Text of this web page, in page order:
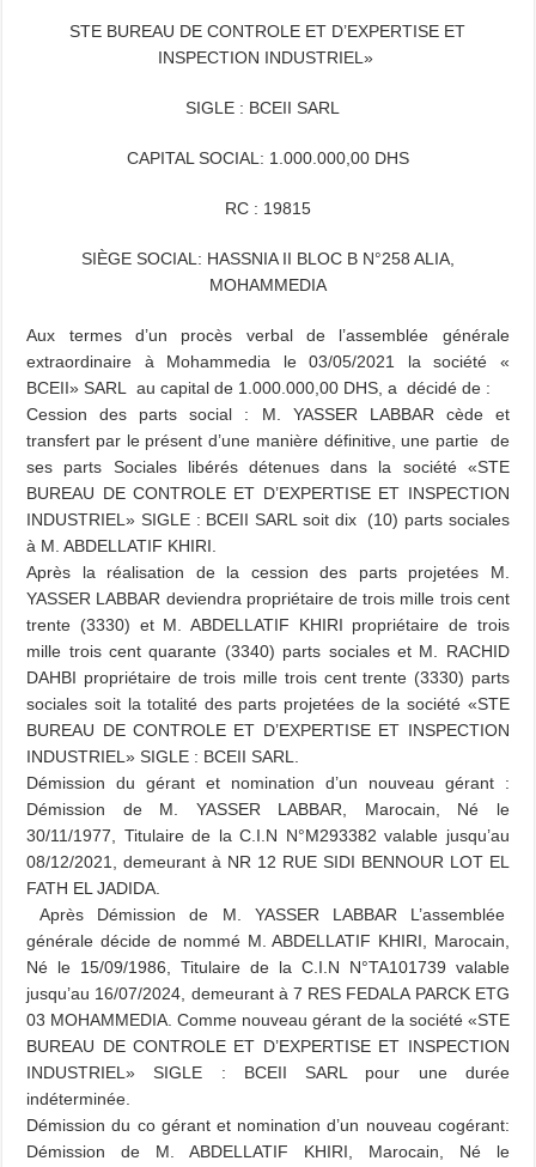
STE BUREAU DE CONTROLE ET D’EXPERTISE ET
INSPECTION INDUSTRIEL»
SIGLE : BCEII SARL
CAPITAL SOCIAL: 1.000.000,00 DHS
RC : 19815
SIÈGE SOCIAL: HASSNIA II BLOC B N°258 ALIA,
MOHAMMEDIA
Aux termes d’un procès verbal de l’assemblée générale
extraordinaire à Mohammedia le 03/05/2021 la société «
BCEII» SARL au capital de 1.000.000,00 DHS, a décidé de :
Cession des parts social : M. YASSER LABBAR cède et
transfert par le présent d’une manière définitive, une partie de
ses parts Sociales libérés détenues dans la société «STE
BUREAU DE CONTROLE ET D’EXPERTISE ET INSPECTION
INDUSTRIEL» SIGLE : BCEII SARL soit dix (10) parts sociales
à M. ABDELLATIF KHIRI.
Après la réalisation de la cession des parts projetées M.
YASSER LABBAR deviendra propriétaire de trois mille trois cent
trente (3330) et M. ABDELLATIF KHIRI propriétaire de trois
mille trois cent quarante (3340) parts sociales et M. RACHID
DAHBI propriétaire de trois mille trois cent trente (3330) parts
sociales soit la totalité des parts projetées de la société «STE
BUREAU DE CONTROLE ET D’EXPERTISE ET INSPECTION
INDUSTRIEL» SIGLE : BCEII SARL.
Démission du gérant et nomination d’un nouveau gérant :
Démission de M. YASSER LABBAR, Marocain, Né le
30/11/1977, Titulaire de la C.I.N N°M293382 valable jusqu’au
08/12/2021, demeurant à NR 12 RUE SIDI BENNOUR LOT EL
FATH EL JADIDA.
Après Démission de M. YASSER LABBAR L’assemblée
générale décide de nommé M. ABDELLATIF KHIRI, Marocain,
Né le 15/09/1986, Titulaire de la C.I.N N°TA101739 valable
jusqu’au 16/07/2024, demeurant à 7 RES FEDALA PARCK ETG
03 MOHAMMEDIA. Comme nouveau gérant de la société «STE
BUREAU DE CONTROLE ET D’EXPERTISE ET INSPECTION
INDUSTRIEL» SIGLE : BCEII SARL pour une durée
indéterminée.
Démission du co gérant et nomination d’un nouveau cogérant:
Démission de M. ABDELLATIF KHIRI, Marocain, Né le